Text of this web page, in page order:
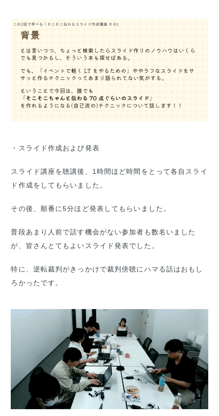
・スライド作成および発表
スライド講座を聴講後、1時間ほど時間をとって各自スライ
ド作成をしてもらいました。
その後、順番に5分ほど発表してもらいました。
普段あまり人前で話す機会がない参加者も数名いました
が、皆さんとてもよいスライド発表でした。
特に、逆転裁判がきっかけで裁判傍聴にハマる話はおもし
ろかったです。